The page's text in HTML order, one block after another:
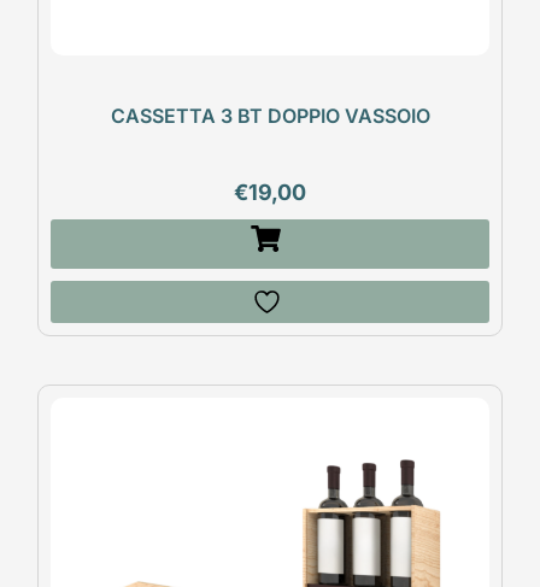
CASSETTA 3 BT DOPPIO VASSOIO
€19,00